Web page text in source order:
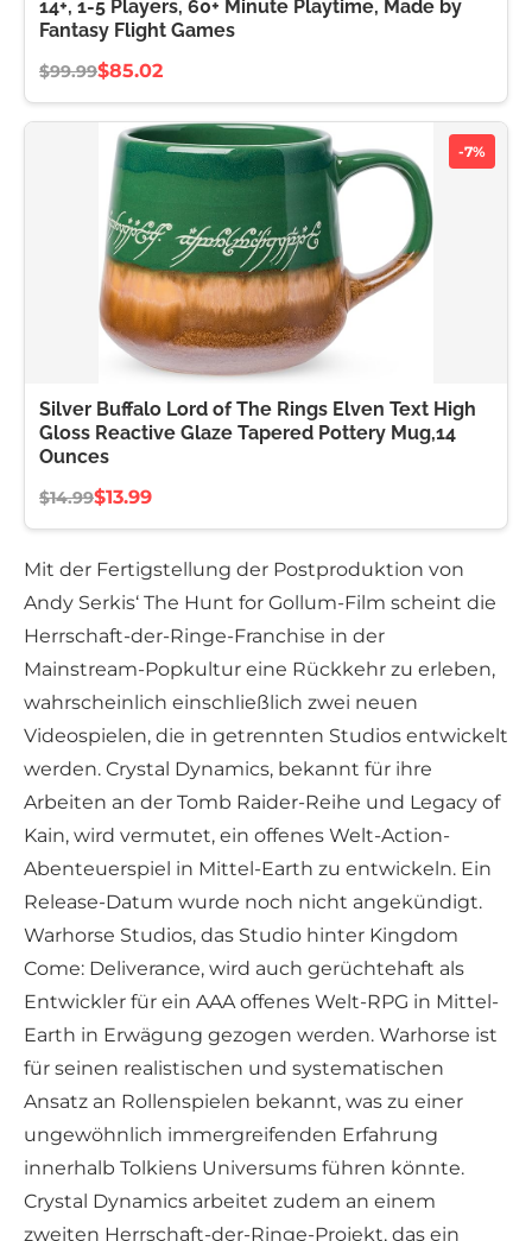
14+, 1-5 Players, 60+ Minute Playtime, Made by
Fantasy Flight Games
$99.99$85.02
-7%
Silver Buffalo Lord of The Rings Elven Text High
Gloss Reactive Glaze Tapered Pottery Mug,14
Ounces
$14.99$13.99
Mit der Fertigstellung der Postproduktion von
Andy Serkis‘ The Hunt for Gollum-Film scheint die
Herrschaft-der-Ringe-Franchise in der
Mainstream-Popkultur eine Rückkehr zu erleben,
wahrscheinlich einschließlich zwei neuen
Videospielen, die in getrennten Studios entwickelt
werden. Crystal Dynamics, bekannt für ihre
Arbeiten an der Tomb Raider-Reihe und Legacy of
Kain, wird vermutet, ein offenes Welt-Action-
Abenteuerspiel in Mittel-Earth zu entwickeln. Ein
Release-Datum wurde noch nicht angekündigt.
Warhorse Studios, das Studio hinter Kingdom
Come: Deliverance, wird auch gerüchtehaft als
Entwickler für ein AAA offenes Welt-RPG in Mittel-
Earth in Erwägung gezogen werden. Warhorse ist
für seinen realistischen und systematischen
Ansatz an Rollenspielen bekannt, was zu einer
ungewöhnlich immergreifenden Erfahrung
innerhalb Tolkiens Universums führen könnte.
Crystal Dynamics arbeitet zudem an einem
zweiten Herrschaft-der-Ringe-Projekt, das ein